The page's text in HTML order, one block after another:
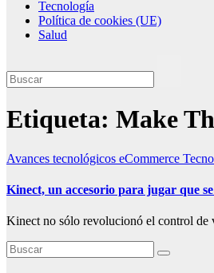
Tecnología
Política de cookies (UE)
Salud
Etiqueta: Make
Avances tecnológicos eCommerce
Kinect, un accesorio para jugar que
Kinect no sólo revolucionó el control de